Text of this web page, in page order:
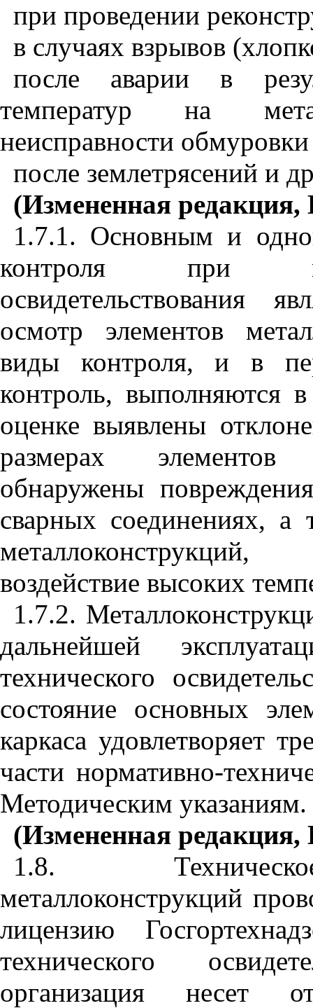
при проведении
в случаях взрывов
после аварии в
температур на
неисправности
после землетрясений и
(Измененная
1.7.1. Основным и
контроля при
освидетельствования
осмотр элементов
виды контроля, и в
контроль, выполняются
оценке выявлены
размерах элементов
обнаружены
сварных соединениях, а
воздействие высоких
1.7.2.
дальнейшей
технического
состояние основных
каркаса удовлетворяет
части нормативно-
Методическим указаниям.
(Измененная
1.8.
металлоконструкций
лицензию
технического
организация несет